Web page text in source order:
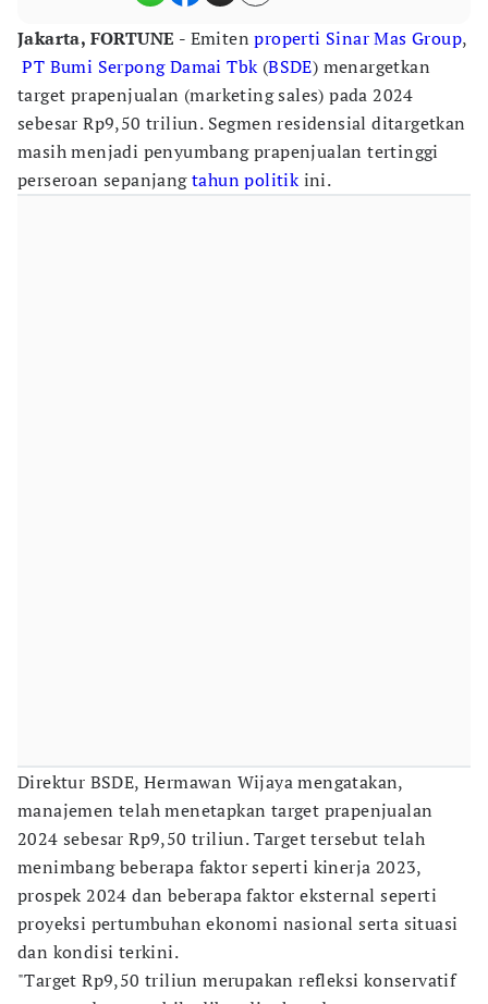
Jakarta, FORTUNE - Emitenproperti Sinar Mas Group,
PT Bumi Serpong Damai Tbk(BSDE) menargetkan
target prapenjualan (marketing sales) pada 2024
sebesar Rp9,50 triliun. Segmen residensial ditargetkan
masih menjadi penyumbang prapenjualan tertinggi
perseroan sepanjangtahun politikini.
Direktur BSDE, Hermawan Wijaya mengatakan,
manajemen telah menetapkan target prapenjualan
2024 sebesar Rp9,50 triliun. Target tersebut telah
menimbang beberapa faktor seperti kinerja 2023,
prospek 2024 dan beberapa faktor eksternal seperti
proyeksi pertumbuhan ekonomi nasional serta situasi
dan kondisi terkini.
"Target Rp9,50 triliun merupakan refleksi konservatif